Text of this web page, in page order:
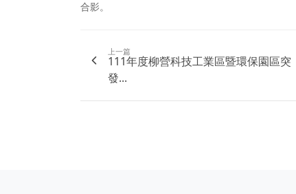
合影。
上一篇
111年度柳營科技工業區暨環保園區突
發...